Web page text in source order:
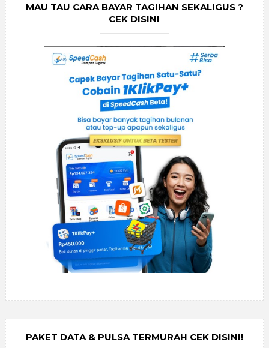
MAU TAU CARA BAYAR TAGIHAN SEKALIGUS ?
CEK DISINI
PAKET DATA & PULSA TERMURAH CEK DISINI!